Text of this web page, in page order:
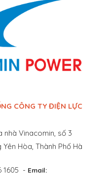
CÔNG TY ĐIỆN LỰC
nhà Vinacomin, số 3
Hòa, Thành Phố Hà
1605 - Email: